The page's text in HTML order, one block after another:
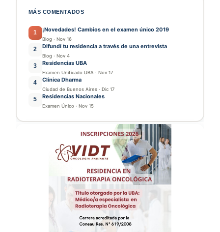
MÁS COMENTADOS
1 ¡Novedades! Cambios en el examen único 2019
Blog · Nov 16
2 Difundí tu residencia a través de una entrevista
Blog · Nov 4
3 Residencias UBA
Examen Unificado UBA · Nov 17
4 Clínica Dharma
Ciudad de Buenos Aires · Dic 17
5 Residencias Nacionales
Examen Único · Nov 15